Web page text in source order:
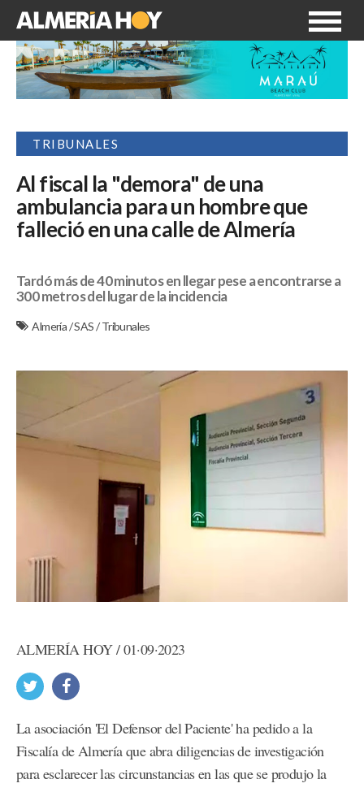
TRIBUNALES
Al fiscal la "demora" de una
ambulancia para un hombre que
falleció en una calle de Almería
Tardó más de 40 minutos en llegar pese a encontrarse a
300 metros del lugar de la incidencia
Almería/SAS/Tribunales
ALMERÍA HOY / 01·09·2023
La asociación 'El Defensor del Paciente' ha pedido a la
Fiscalía de Almería que abra diligencias de investigación
para esclarecer las circunstancias en las que se produjo la